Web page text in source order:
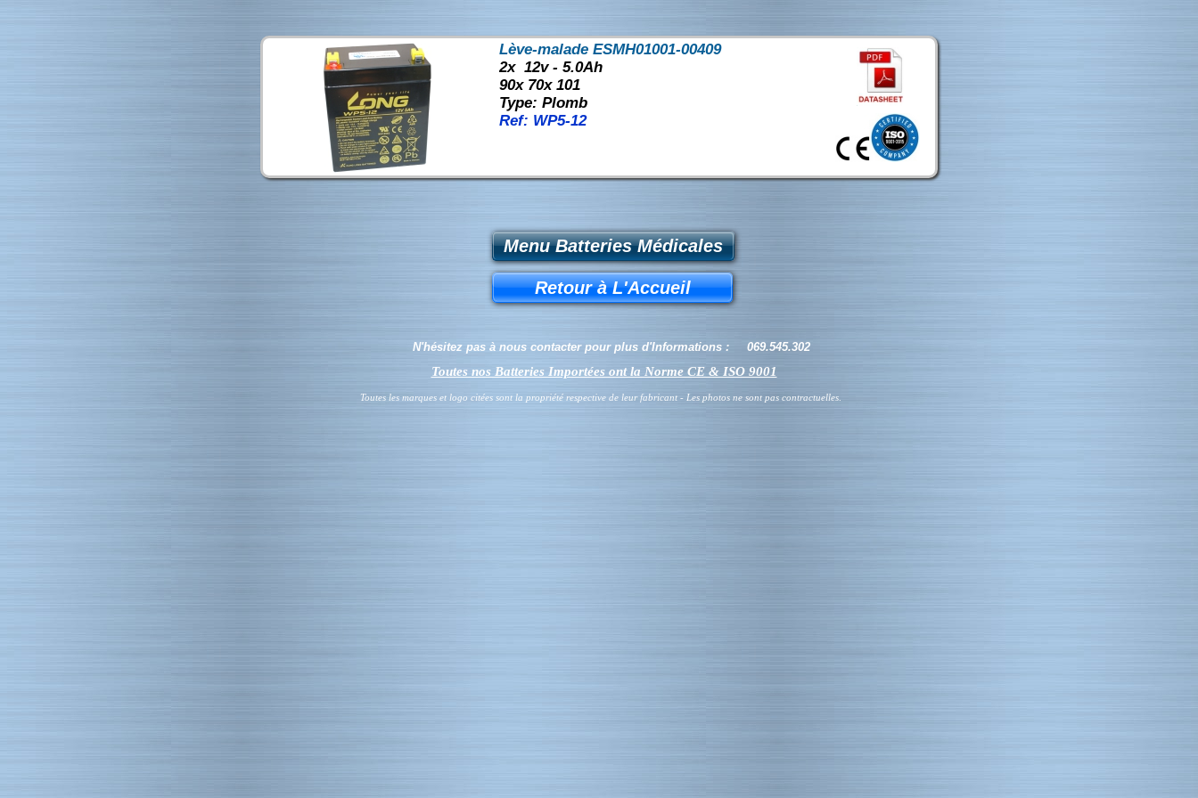
Retour à L'Accueil
Menu Batteries Médicales
Toutes les marques et logo citées sont la propriété respective de leur fabricant - Les photos ne sont pas contractuelles
N'hésitez pas à nous contacter pour plus d'Informations : 069.545.302
Toutes nos Batteries Importées ont la Norme CE & ISO 9001
Lève-malade ESMH01001-00409
2x 12v - 5.0Ah
90x 70x 101
Type: Plomb
Ref: WP5-12